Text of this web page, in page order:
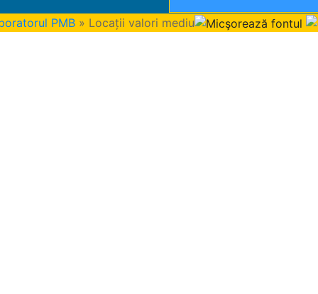
PMB » Locații valori mediu